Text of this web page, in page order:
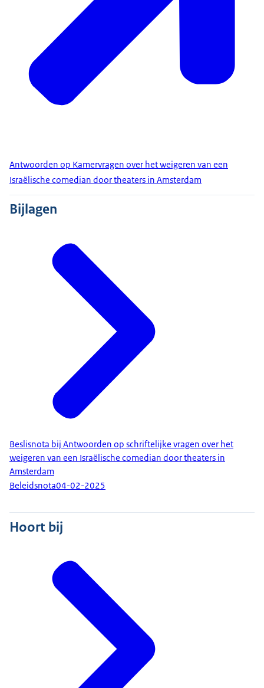
Antwoorden op Kamervragen over het weigeren van een
Israëlische comedian door theaters in Amsterdam
Bijlagen
Beslisnota bij Antwoorden op schriftelijke vragen over het
weigeren van een Israëlische comedian door theaters in
Amsterdam
Beleidsnota04-02-2025
Hoort bij